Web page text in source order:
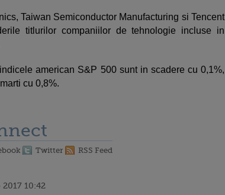
Taiwan Semiconductor Manufacturing si Tencent
titlurilor companiilor de tehnologie incluse in
american S&P 500 sunt in scadere cu 0,1%,
cu 0,8%.
Twitter RSS Feed
2017 10:42